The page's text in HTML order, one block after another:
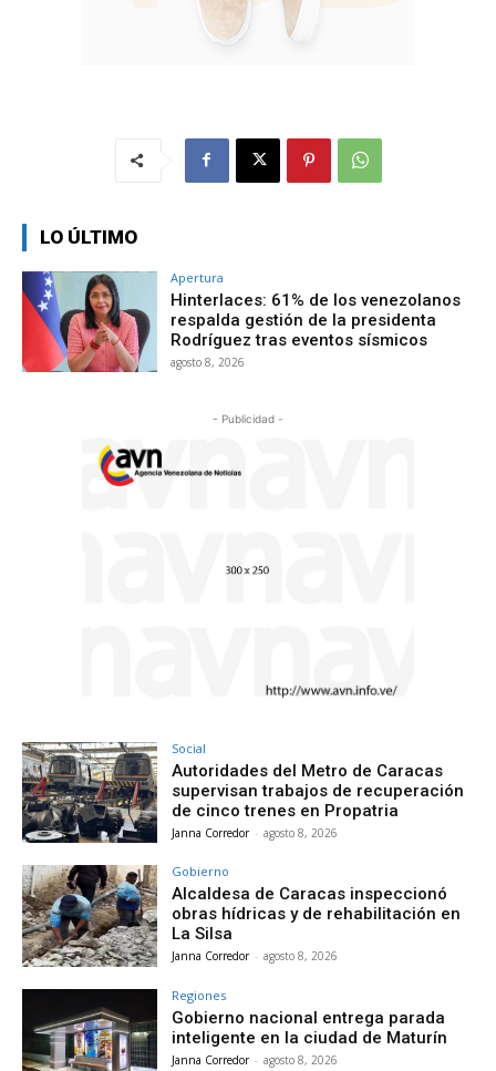
LO ÚLTIMO
Apertura
Hinterlaces: 61% de los venezolanos
respalda gestión de la presidenta
Rodríguez tras eventos sísmicos
agosto 8, 2026
- Publicidad -
Social
Autoridades del Metro de Caracas
supervisan trabajos de recuperación
de cinco trenes en Propatria
Janna Corredor - agosto 8, 2026
Gobierno
Alcaldesa de Caracas inspeccionó
obras hídricas y de rehabilitación en
La Silsa
Janna Corredor - agosto 8, 2026
Regiones
Gobierno nacional entrega parada
inteligente en la ciudad de Maturín
Janna Corredor - agosto 8, 2026